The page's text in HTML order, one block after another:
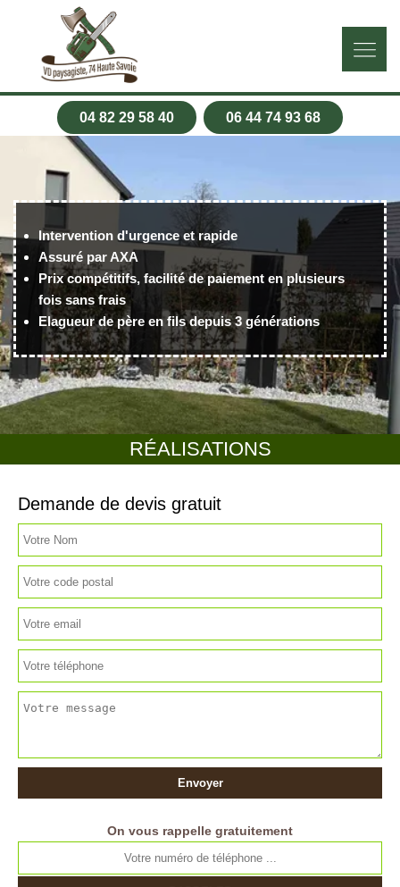
04 82 29 58 40 06 44 74 93 68
RÉALISATIONS
Intervention d'urgence et rapide
Assuré par AXA
Prix compétitifs, facilité de paiement en plusieurs
fois sans frais
Elagueur de père en fils depuis 3 générations
Demande de devis gratuit
On vous rappelle gratuitement